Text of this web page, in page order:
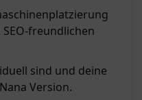
freundlichen
sind und deine
Version.